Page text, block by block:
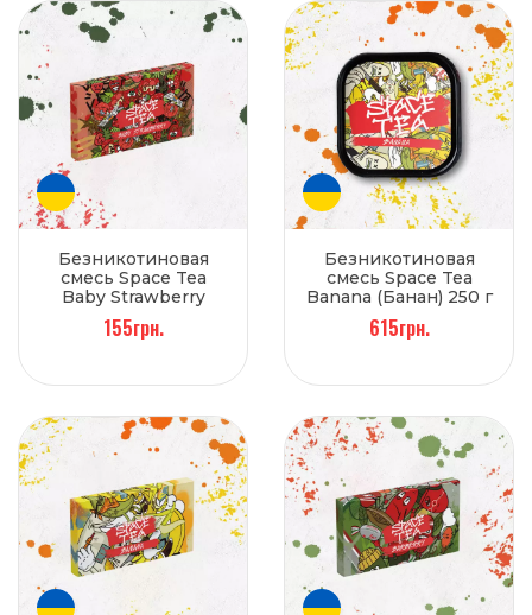
Безникотиновая
смесь Space Tea
Baby Strawberry
(Земляника) 40 г
155грн.
Безникотиновая
смесь Space Tea
Banana (Банан) 250 г
615грн.